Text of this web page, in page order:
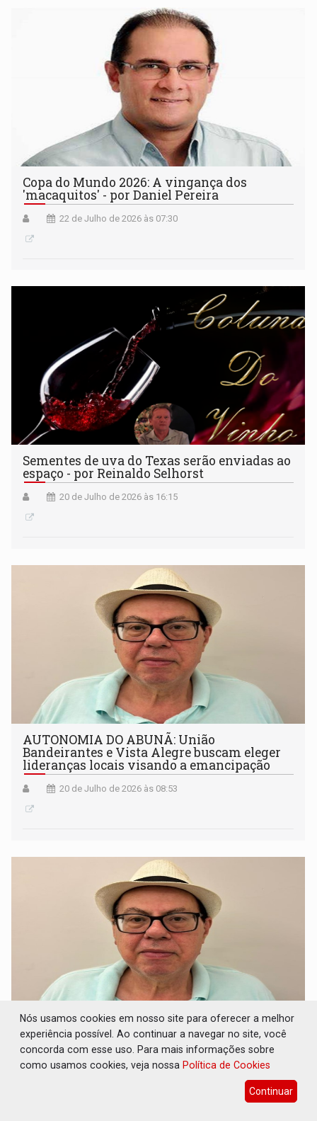
Copa do Mundo 2026: A vingança dos
'macaquitos' - por Daniel Pereira
22 de Julho de 2026 às 07:30
Sementes de uva do Texas serão enviadas ao
espaço - por Reinaldo Selhorst
20 de Julho de 2026 às 16:15
AUTONOMIA DO ABUNÃ: União
Bandeirantes e Vista Alegre buscam eleger
lideranças locais visando a emancipação
20 de Julho de 2026 às 08:53
BANCADA DO PÓ: Mas nem tudo foram flores
com a bancada federal de Rondônia em sua
trajetória
Nós usamos cookies em nosso site para oferecer a melhor
experiência possível. Ao continuar a navegar no site, você
concorda com esse uso. Para mais informações sobre
como usamos cookies, veja nossa Política de Cookies
Continuar